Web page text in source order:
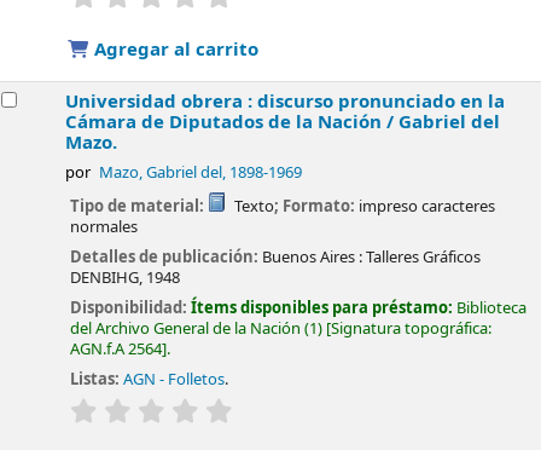
Agregar al carrito
Universidad obrera : discurso pronunciado en la
Cámara de Diputados de la Nación / Gabriel del
Mazo.
por Mazo, Gabriel del, 1898-1969
Tipo de material: Texto; Formato: impreso caracteres
normales
Detalles de publicación: Buenos Aires :Talleres Gráficos
DENBIHG, 1948
Disponibilidad:Ítems disponibles para préstamo: Biblioteca
del Archivo General de la Nación (1) Signatura topográfica:
AGN.f.A 2564 .
Listas: AGN - Folletos.
valoración